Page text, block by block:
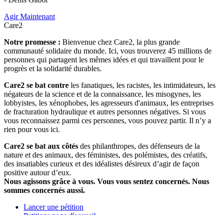
Agir Maintenant
Care2
Notre promesse : Bienvenue chez Care2, la plus grande
communauté solidaire du monde. Ici, vous trouverez 45 millions de
personnes qui partagent les mêmes idées et qui travaillent pour le
progrès et la solidarité durables.
Care2 se bat contre les fanatiques, les racistes, les intimidateurs, les
négateurs de la science et de la connaissance, les misogynes, les
lobbyistes, les xénophobes, les agresseurs d'animaux, les entreprises
de fracturation hydraulique et autres personnes négatives. Si vous
vous reconnaissez parmi ces personnes, vous pouvez partir. Il n’y a
rien pour vous ici.
Care2 se bat aux côtés des philanthropes, des défenseurs de la
nature et des animaux, des féministes, des polémistes, des créatifs,
des insatiables curieux et des idéalistes désireux d’agir de façon
positive autour d’eux.
Nous agissons grâce à vous. Vous vous sentez concernés. Nous
sommes concernés aussi.
Lancer une pétition